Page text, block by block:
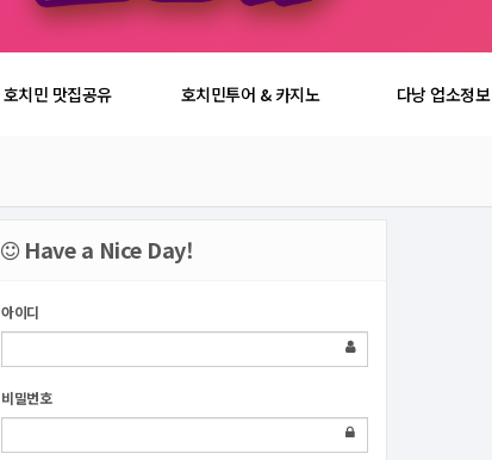
호치민 맛집공유 호치민투어 & 카지노 다낭 업소정보
Have a Nice Day!
아이디
비밀번호